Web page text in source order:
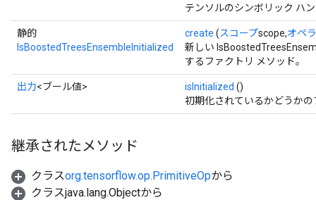
テンソルのシンボリック ハ
静的
IsBoostedTreesEnsembleInitialized
create (スコープscope,オペ
新しい
するファクトリ メソッド。
出力<ブール値> isInitialized ()
初期化されているかどうか
継承されたメソッド
クラスorg.tensorflow.op.PrimitiveOpから
クラスjava.lang.Objectから